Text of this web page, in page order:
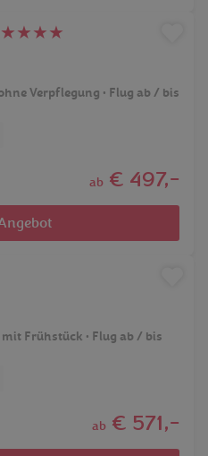
★★★★
Verpflegung • Flug ab / bis
ab € 497,-
Frühstück • Flug ab / bis
ab € 571,-